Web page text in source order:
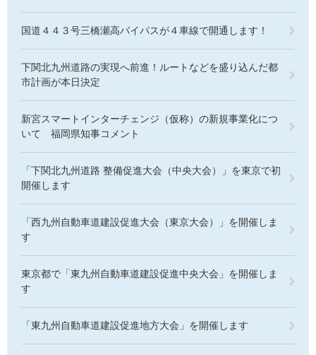
国道４４３号三橋瀬高バイパスが４車線で開通します！
下関北九州道路の実現へ前進！ルートなどを盛り込んだ都
市計画が本日決定
新宮スマートインターチェンジ（仮称）の新規事業化につ
いて 福岡県知事コメント
「下関北九州道路 整備促進大会（中央大会）」を東京で初
開催します
「西九州自動車道建設促進大会（東京大会）」を開催しま
す
東京都で「東九州自動車道建設促進中央大会」を開催しま
す
「東九州自動車道建設促進地方大会」を開催します